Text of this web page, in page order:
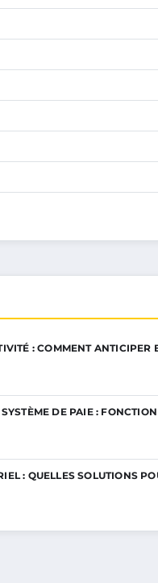
: COMMENT ANTICIPER
DE PAIE :
: QUELLES SOLUTIONS